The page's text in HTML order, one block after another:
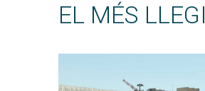
EL MÉS